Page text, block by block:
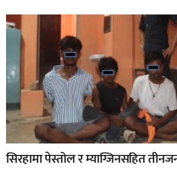
सिरहामा पेस्तोल र म्याग्जिनसहित